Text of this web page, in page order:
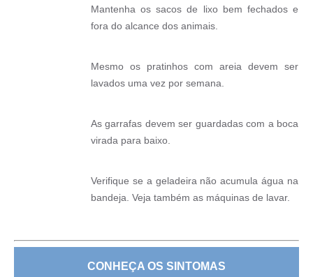
Mantenha os sacos de lixo bem fechados e
fora do alcance dos animais.
Mesmo os pratinhos com areia devem ser
lavados uma vez por semana.
As garrafas devem ser guardadas com a boca
virada para baixo.
Verifique se a geladeira não acumula água na
bandeja. Veja também as máquinas de lavar.
CONHEÇA OS SINTOMAS